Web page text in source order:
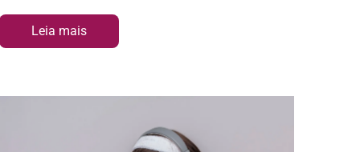
Leia mais